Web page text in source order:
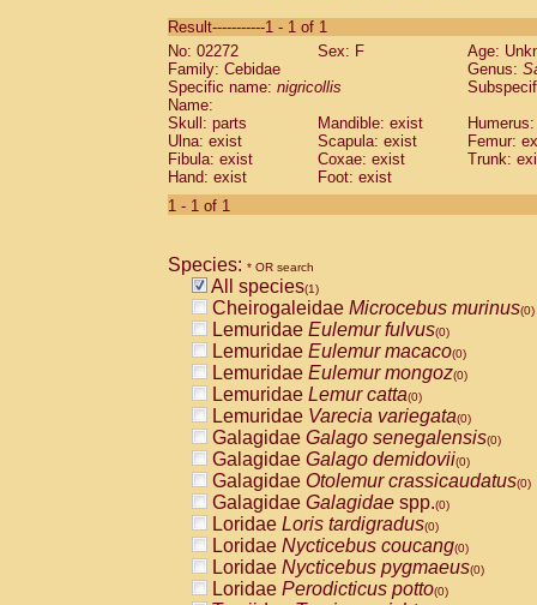
CebidaeSaguinus labiatus(0)
Cebidae Saguinus leucopus (0)
Cebidae
CebidaeSaguinus mystax
Cebidae Saguinus nigricollis (1)
Cebidae Saguinus oedipus
Cebidae Saguinus weddelli
Cebidae Saguinusspp.
Cebidae
CebidaeCebus capucinus
CebidaeCebus nigrivittatus
CebidaeCebus spp.(0)
CebidaeSaimiri boliviensis(0)
CebidaeSaimiri sciureus(0)
AtelidaeAlouatta caraya(0)
AtelidaeAlouatta fusca(0)
AtelidaeAlouatta seniculus(0)
AtelidaeAlouattaspp.(0)
AtelidaeAteles belzebuth(0)
AtelidaeAteles geoffroyi(0)
AtelidaeAteles paniscus(0)
AtelidaeAtelesspp.(0)
AtelidaeLagothrix lagothricha(0)
AtelidaeLagothrix lagothricha cana
PitheciidaeCacajao calvus
Result-----------1 - 1 of 1
No: 02272
Sex: F
Age:
Family: Cebidae
Genus:
Specific name: nigricollis
Name:
Skull: parts
Mandible: exist
Ulna: exist
Scapula: exist
Femur:
Fibula: exist
Coxae: exist
Trunk:
Hand: exist
Foot: exist
1 - 1 of 1
Species: * OR search
All species(1)
Cheirogaleidae Microcebus murinus(0)
Lemuridae Eulemur fulvus(0)
Lemuridae Eulemur macaco(0)
Lemuridae Eulemur mongoz(0)
Lemuridae Lemur catta(0)
Lemuridae Varecia variegata(0)
Galagidae Galago senegalensis(0)
Galagidae Galago demidovii(0)
Galagidae Otolemur crassicaudatus(0)
Galagidae Galagidae spp.(0)
Loridae Loris tardigradus(0)
Loridae Nycticebus coucang(0)
Loridae Nycticebus pygmaeus(0)
Loridae Perodicticus potto(0)